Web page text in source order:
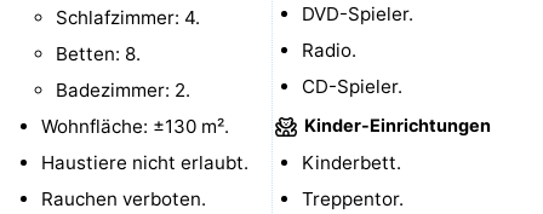
Führungen
-
Schlafzimmer: 4.
Betten: 8.
Badezimmer: 2.
Wohnfläche: ±130 m².
Haustiere nicht erlaubt.
Rauchen verboten.
DVD-Spieler.
Radio.
CD-Spieler.
Kinder-Einrichtungen
Kinderbett.
Treppentor.